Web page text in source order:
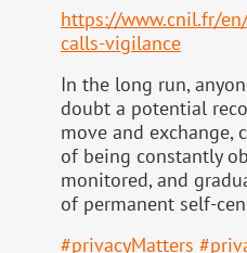
https://www.cnil.fr/
calls-vigilance
In the long run,
doubt a potential
move and exchange,
of being constantly
monitored, and
of permanent self-
#privacyMatters #